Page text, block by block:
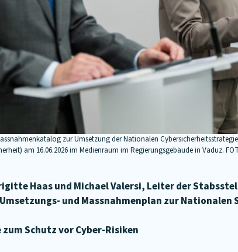
zur Umsetzung der Nationalen
am 16.06.2026 im Medienraum im Regierungsgebäude in Vaduz.
Haas und Michael Valersi, Leiter der
und Massnahmenplan zur
Schutz vor Cyber-Risiken